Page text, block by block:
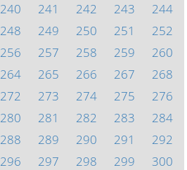
240 241 242 243
244
248 249 250 251
252
256 257 258 259
260
264 265 266 267
268
272 273 274 275
276
280 281 282 283
284
288 289 290 291
292
296 297 298 299
300